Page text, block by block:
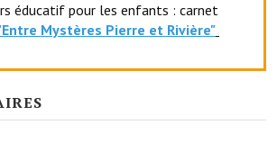
éducatif pour les enfants : carnet
e Mystères Pierre et Rivière"